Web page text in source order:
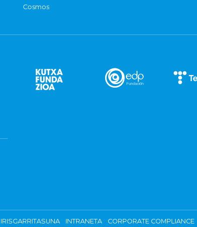
Cosmos
IRISGARRITASUNA INTRANETA CORPORATE COMPLIANCE